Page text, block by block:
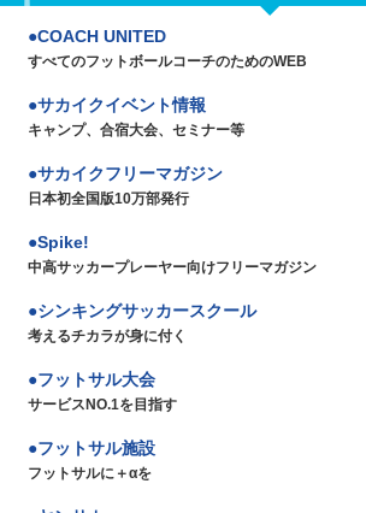
COACH UNITED
すべてのフットボールコーチのためのWEB
サカイクイベント情報
キャンプ、合宿大会、セミナー等
サカイクフリーマガジン
日本初全国版10万部発行
Spike!
中高サッカープレーヤー向けフリーマガジン
シンキングサッカースクール
考えるチカラが身に付く
フットサル大会
サービスNO.1を目指す
フットサル施設
フットサルに＋αを